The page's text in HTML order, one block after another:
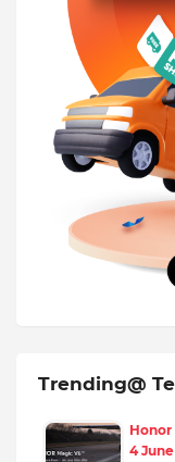
Trending@
Honor
4